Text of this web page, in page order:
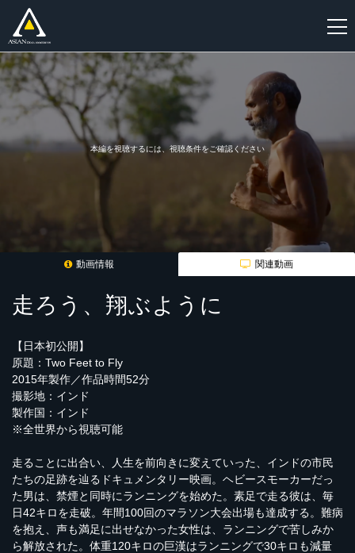
本編を視聴するには、視聴条件をご確認ください
動画情報 関連動画
走ろう、翔ぶように
【日本初公開】
原題：Two Feet to Fly
2015年製作／作品時間52分
撮影地：インド
製作国：インド
※全世界から視聴可能
走ることに出合い、人生を前向きに変えていった、インドの市民
たちの足跡を辿るドキュメンタリー映画。ヘビースモーカーだっ
た男は、禁煙と同時にランニングを始めた。素足で走る彼は、毎
日42キロを走破。年間100回のマラソン大会出場も達成する。難病
を抱え、声も満足に出せなかった女性は、ランニングで苦しみか
ら解放された。体重120キロの巨漢はランニングで30キロも減量